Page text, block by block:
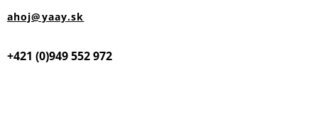
ahoj@yaay.sk
+421 (0)949 552 972